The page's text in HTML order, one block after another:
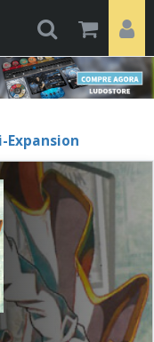
Expansion